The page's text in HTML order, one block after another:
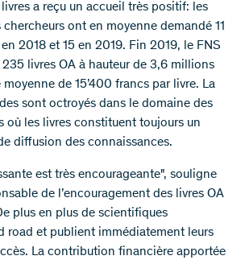
livres a reçu un accueil très positif: les
ont en moyenne demandé 11
2018 et 15 en 2019. Fin 2019, le FNS
livres OA à hauteur de 3,6 millions
de 15’400 francs par livre. La
sont octroyés dans le domaine des
où les livres constituent toujours un
diffusion des connaissances.
est très encourageante", souligne
de l’encouragement des livres OA
plus en plus de scientifiques
road et publient immédiatement leurs
La contribution financière apportée